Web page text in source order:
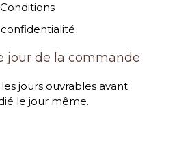
jour de la commande
jours ouvrables avant
le jour même.